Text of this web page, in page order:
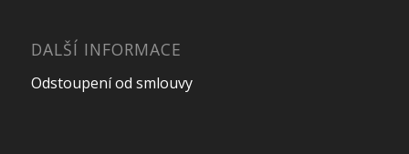
DALŠÍ INFORMACE
Odstoupení od smlouvy